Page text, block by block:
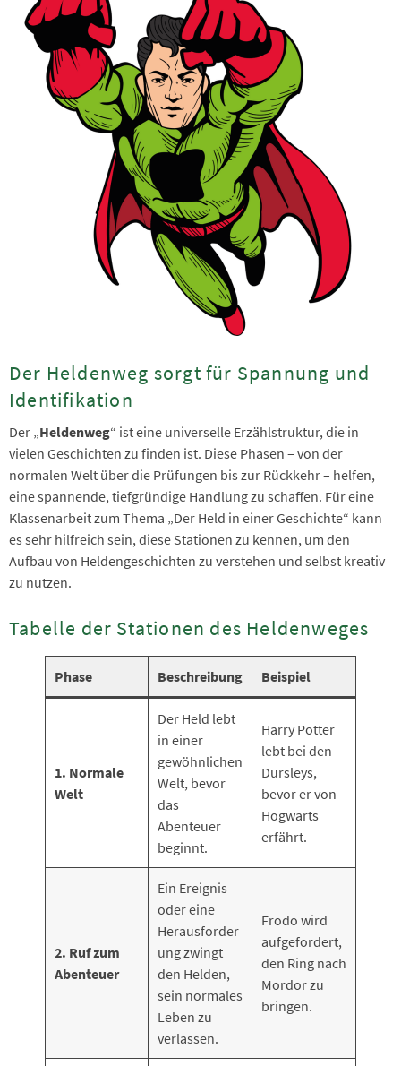
Der Heldenweg sorgt für Spannung und
Identifikation
Der „Heldenweg“ ist eine universelle Erzählstruktur, die in
vielen Geschichten zu finden ist. Diese Phasen – von der
normalen Welt über die Prüfungen bis zur Rückkehr – helfen,
eine spannende, tiefgründige Handlung zu schaffen. Für eine
Klassenarbeit zum Thema „Der Held in einer Geschichte“ kann
es sehr hilfreich sein, diese Stationen zu kennen, um den
Aufbau von Heldengeschichten zu verstehen und selbst kreativ
zu nutzen.
Tabelle der Stationen des Heldenweges
Phase Beschreibung Beispiel
1. Normale
Welt
Der Held lebt
in einer
gewöhnlichen
Welt, bevor
das
Abenteuer
beginnt.
Harry Potter
lebt bei den
Dursleys,
bevor er von
Hogwarts
erfährt.
2. Ruf zum
Abenteuer
Ein Ereignis
oder eine
Herausforder
ung zwingt
den Helden,
sein normales
Leben zu
verlassen.
Frodo wird
aufgefordert,
den Ring nach
Mordor zu
bringen.